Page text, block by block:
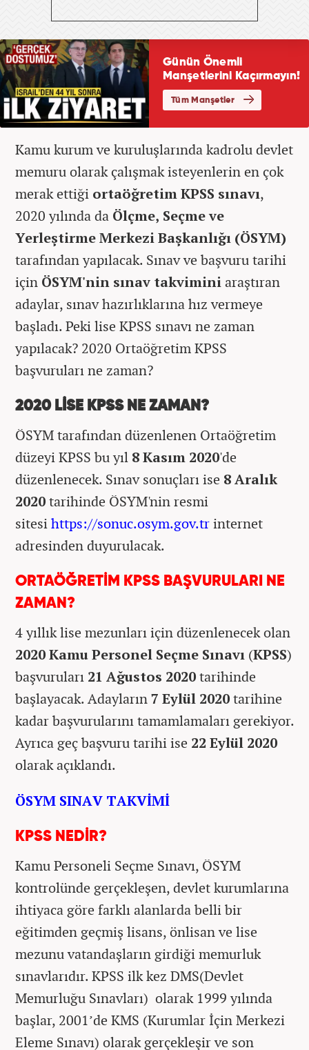
Kamu kurum ve kuruluşlarında kadrolu devlet
memuru olarak çalışmak isteyenlerin en çok
merak ettiği ortaöğretim KPSS sınavı,
2020 yılında da Ölçme, Seçme ve
Yerleştirme Merkezi Başkanlığı (ÖSYM)
tarafından yapılacak. Sınav ve başvuru tarihi
için ÖSYM'nin sınav takviminiaraştıran
adaylar, sınav hazırlıklarına hız vermeye
başladı. Peki lise KPSS sınavı ne zaman
yapılacak? 2020 Ortaöğretim KPSS
başvuruları ne zaman?
2020 LİSE KPSS NE ZAMAN?
ÖSYM tarafından düzenlenen Ortaöğretim
düzeyi KPSS bu yıl 8 Kasım 2020'de
düzenlenecek. Sınav sonuçları ise 8 Aralık
2020tarihinde ÖSYM'nin resmi
sitesihttps://sonuc.osym.gov.trinternet
adresinden duyurulacak.
ORTAÖĞRETİM KPSS BAŞVURULARI NE
ZAMAN?
4 yıllık lise mezunları için düzenlenecek olan
2020 Kamu Personel Seçme Sınavı (KPSS)
başvuruları 21 Ağustos 2020tarihinde
başlayacak. Adayların7 Eylül 2020tarihine
kadar başvurularını tamamlamaları gerekiyor.
Ayrıca geç başvuru tarihi ise 22 Eylül 2020
olarak açıklandı.
ÖSYM SINAV TAKVİMİ
KPSS NEDİR?
Kamu Personeli Seçme Sınavı, ÖSYM
kontrolünde gerçekleşen, devlet kurumlarına
ihtiyaca göre farklı alanlarda belli bir
eğitimden geçmiş lisans, önlisan ve lise
mezunu vatandaşların girdiği memurluk
sınavlarıdır. KPSS ilk kez DMS(Devlet
Memurluğu Sınavları) olarak 1999 yılında
başlar, 2001’de KMS (Kurumlar İçin Merkezi
Eleme Sınavı) olarak gerçekleşir ve son